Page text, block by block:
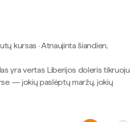
kursas ·Atnaujinta šiandien,
yra vertas Liberijos doleris tikruoju
— jokių paslėptų maržų, jokių